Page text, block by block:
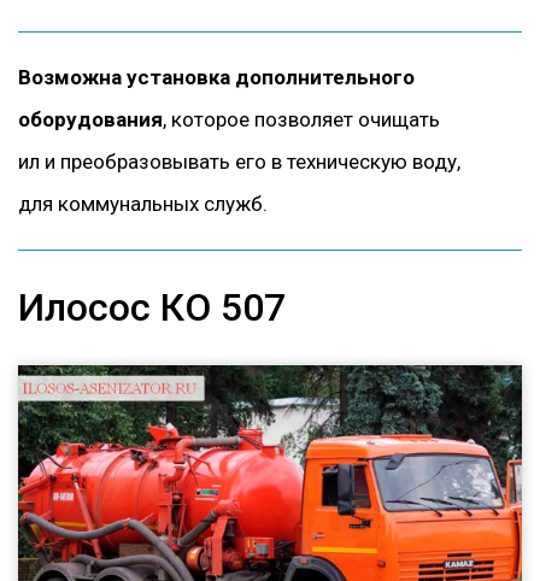
Возможна установка дополнительного
оборудования, которое позволяет очищать
ил и преобразовывать его в техническую воду,
для коммунальных служб.
Илосос КО 507